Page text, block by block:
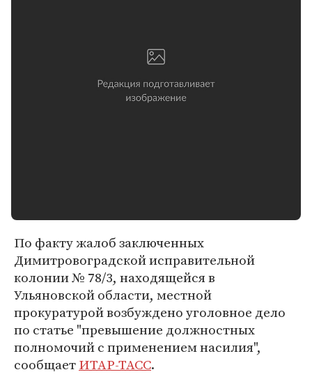
По факту жалоб заключенных
Димитровоградской исправительной
колонии № 78/3, находящейся в
Ульяновской области, местной
прокуратурой возбуждено уголовное дело
по статье "превышение должностных
полномочий с применением насилия",
сообщаетИТАР-ТАСС.